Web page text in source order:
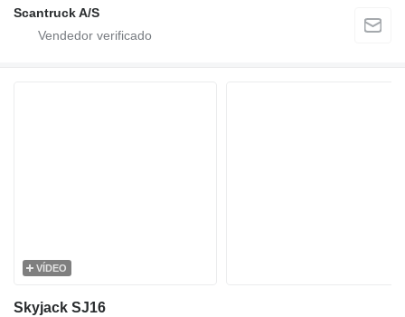
Scantruck A/S
VÍDEO
Skyjack SJ16